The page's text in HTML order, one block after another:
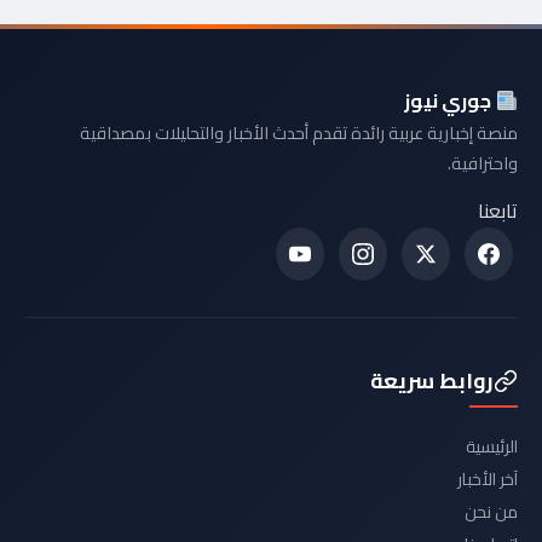
جوري نيوز
منصة إخبارية عربية رائدة تقدم أحدث الأخبار والتحليلات بمصداقية
واحترافية.
تابعنا
روابط سريعة
الرئيسية
آخر الأخبار
من نحن